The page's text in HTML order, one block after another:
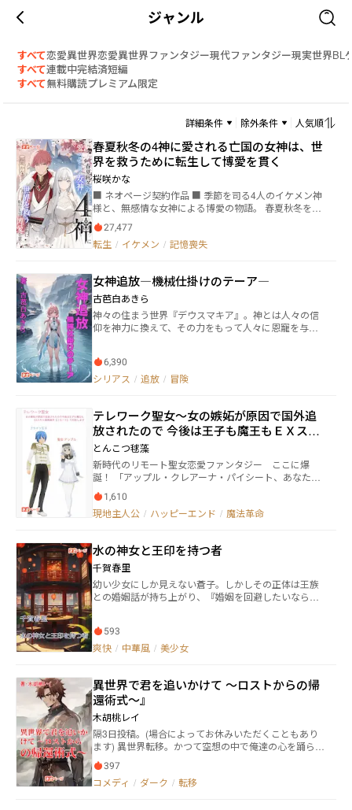
ジャンル
すべて恋愛異世界恋愛異世界ファンタジー現代ファンタジー現実世界BL
すべて連載中完結済短編
すべて無料購読プレミアム限定
詳細条件 除外条件 人気順
春夏秋冬の4神に愛される亡国の女神は、世
界を救うために転生して博愛を貫く
桜咲かな
■ ネオページ契約作品 ■ 季節を司る4人のイケメン神
様と、無感情な女神による博愛の物語。 春夏秋冬を司
る4神が治める4国に囲まれた、シーズン国。 シーズン
国を治めるのは『季節の安定』を司る第5の神、女神シ
ルク。 その能力は心に影響されるため、恋をしてはい
クは滅びたシーズン国の廃墟で目覚める。 この時、春
夏秋冬の4国にも美しい景色はなく、異常気象で滅亡の
危機にあった。 シルクに前世の記憶はないが、無意識
に発動する『季節を安定させる』能力で、全世界を救
う決意をする。 シルクは4国の神々に愛され求婚され
活』と『世界の安定』のために博愛を貫いていく。
27,477
転生 / イケメン / 記憶喪失
女神追放―機械仕掛けのテーア―
古芭白あきら
神々の住まう世界『デウスマキア』。神とは人々の信
仰を神力に換えて、その力をもって人々に恩寵を与え
ナ』。かつて神々が住み繁栄していた世界。しかし、
魔導工学の発達が人々から信仰を奪い、神々は信者と
歩んでいた。信仰が無ければ神は存在できない。エク
スマキナに追放されたリアナも徐々に力を失い消えて
なくなるはずであった。 一方、考古学者の祖父と白竜
の子供ナヴィと共にヒィロは『旅立ちの塔《ノアズア
ーク》』へと調査にやって来ていた。その内部でヒィ
ロはこの地に降り立つリアナと邂逅する。 二人の出会
いが遥かな眠りについていた白銀の魔鎧兵『ルーナス
テラ』を呼び覚ます。 若き女神リアナと冒険心あふれ
るヒィロがルーナステラを駆り冒険の旅へ飛び出す
6,390
シリアス / 追放 / 冒険
テレワーク聖女～女の嫉妬が原因で国外追
放されたので 今後は王子も魔王もＥＸスキ
ル【遠隔操作《リモート》】で対処します
とんこつ毬藻
新時代のリモート聖女恋愛ファンタジー ここに爆
誕！ 「アップル・クレアーナ・パイシート、あなたは
国外追放！ さっさと神殿から出て行きなさい！」
アルシュバーン国の神殿に勤める聖女アップルはある
日、侯爵令嬢より国外追放を言い渡される。表向きは
嫁関係にあったアデリーンは、そんな私とブライツの
関係を気に入らなかったようで……。 しかしアップ
ルが神殿を去った直後、手薄となった結界に気づいた
魔人が神殿を襲う。逃げ惑うシスター達。最早手はな
いのか？ そこへ魔法端末《タブレット》ごしに映像
たしがＥＸスキル――｜遠隔操作《リモート》で対処しま
す！」 聖女の遠隔操作スキルはEXスキル!? 魔人の
殲滅も、お仕事も、オンライン診療まで？ 彼女のテ
来ては幼馴染とのリモート通話を試みるブライツ王
子。やがて、魔人を倒した聖女の存在を知った魔王ま
で現れて。 王子も魔王もリモートで対処。仕事にお
菓子作りに日々精を出す聖女、アップルの恋愛の行く
末は？ この時代にお届けする新感覚恋愛ファンタジ
ー小説 #テレワーク聖女 いよいよ開幕です。 【他サ
イト連載時の記録】 小説投稿サイト ノベルアップ＋様
にて総合・ジャンル別【恋愛】ランキング週間１位 カ
クヨム 第８回カクヨムコンテスト 一次選考通過作
品
1,610
現地主人公 / ハッピーエンド / 魔法革命
水の神女と王印を持つ者
千賀春里
幼い少女にしか見えない蒼子。しかしその正体は王族
との婚姻話が持ち上がり、『婚姻を回避したいならこ
そうになっていた鳳と出会う。鳳に保護され、仲間と
再会するまで彼の元に身を置く事になった蒼子。しか
います。
593
爽快 / 中華風 / 美少女
異世界で君を追いかけて ～ロストからの帰
還術式～』
木胡桃レイ
隔3日投稿。(場合によってお休みいただくこともあり
ます) 異世界転移。かつて空想の中で俺達の心を踊らせ
たそれは、災害となって人々を襲っていた。 消失性災
害──ロストと呼ばれる災害に幼馴染み、彩華が襲わ
れ、必死に手を伸ばした先に見たものは。 「宅人さ
397
コメディ / ダーク / 転移